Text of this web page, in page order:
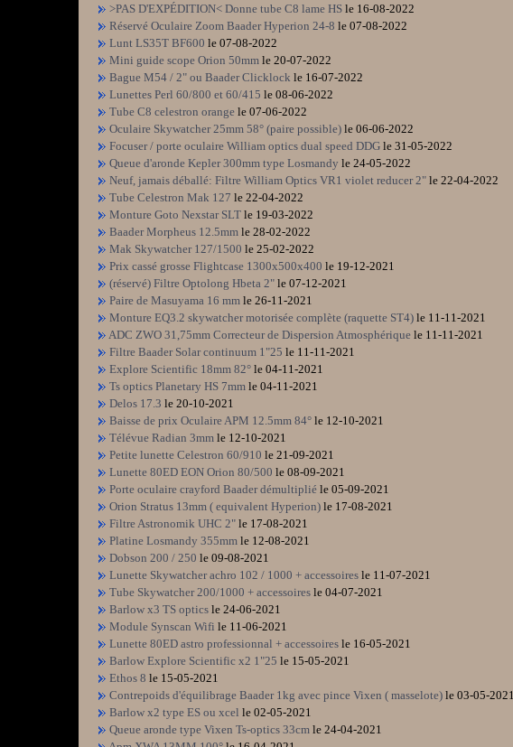
>PAS D'EXPÉDITION< Donne tube C8 lame HS le 16-08-2022
Réservé Oculaire Zoom Baader Hyperion 24-8 le 07-08-2022
Lunt LS35T BF600 le 07-08-2022
Mini guide scope Orion 50mm le 20-07-2022
Bague M54 / 2" ou Baader Clicklock le 16-07-2022
Lunettes Perl 60/800 et 60/415 le 08-06-2022
Tube C8 celestron orange le 07-06-2022
Oculaire Skywatcher 25mm 58° (paire possible)le 06-06-2022
Focuser / porte oculaire William optics dual speed DDG le 31-05-2022
Queue d'aronde Kepler 300mm type Losmandyle 24-05-2022
Neuf, jamais déballé: Filtre William Optics VR1 violet reducer 2" le 22-04-2022
Tube Celestron Mak 127 le 22-04-2022
Monture Goto Nexstar SLT le 19-03-2022
Baader Morpheus 12.5mm le 28-02-2022
Mak Skywatcher 127/1500 le 25-02-2022
Prix cassé grosse Flightcase 1300x500x400 le 19-12-2021
(réservé) Filtre Optolong Hbeta 2" le 07-12-2021
Paire de Masuyama 16 mmle 26-11-2021
Monture EQ3.2 skywatcher motorisée complète (raquette ST4)le 11-11-2021
ADC ZWO 31,75mm Correcteur de Dispersion Atmosphérique le 11-11-2021
Filtre Baader Solar continuum 1"25 le 11-11-2021
Explore Scientific 18mm 82° le 04-11-2021
Ts optics Planetary HS 7mm le 04-11-2021
Delos 17.3le 20-10-2021
Baisse de prix Oculaire APM 12.5mm 84° le 12-10-2021
Télévue Radian 3mmle 12-10-2021
Petite lunette Celestron 60/910 le 21-09-2021
Lunette 80ED EON Orion 80/500 le 08-09-2021
Porte oculaire crayford Baader démultipliéle 05-09-2021
Orion Stratus 13mm ( equivalent Hyperion)le 17-08-2021
Filtre Astronomik UHC 2" le 17-08-2021
Platine Losmandy 355mm le 12-08-2021
Dobson 200 / 250 le 09-08-2021
Lunette Skywatcher achro 102 / 1000 + accessoiresle 11-07-2021
Tube Skywatcher 200/1000 + accessoiresle 04-07-2021
Barlow x3 TS opticsle 24-06-2021
Module Synscan Wifi le 11-06-2021
Lunette 80ED astro professionnal + accessoiresle 16-05-2021
Barlow Explore Scientific x2 1"25 le 15-05-2021
Ethos 8 le 15-05-2021
Contrepoids d'équilibrage Baader 1kg avec pince Vixen ( masselote)le 03-05-2021
Barlow x2 type ES ou xcel le 02-05-2021
Queue aronde type Vixen Ts-optics 33cm le 24-04-2021